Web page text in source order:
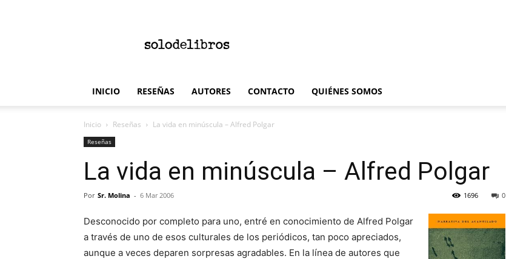
INICIO RESEÑAS AUTORES CONTACTO QUIÉNES SOMOS
Inicio Reseñas La vida en minúscula – Alfred Polgar
Reseñas
La vida en minúscula – Alfred Polgar
Por Sr. Molina - 6 Mar 2006 0
1696
Desconocido por completo para uno, entré en conocimiento de Alfred Polgar
a través de uno de esos culturales de los periódicos, tan poco apreciados,
aunque a veces deparen sorpresas agradables. En la línea de autores que